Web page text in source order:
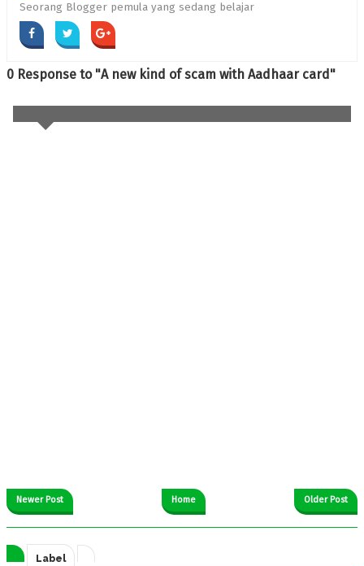
Seorang Blogger pemula yang sedang belajar
0 Response to "A new kind of scam with Aadhaar card"
Newer Post Older Post
Home
Label